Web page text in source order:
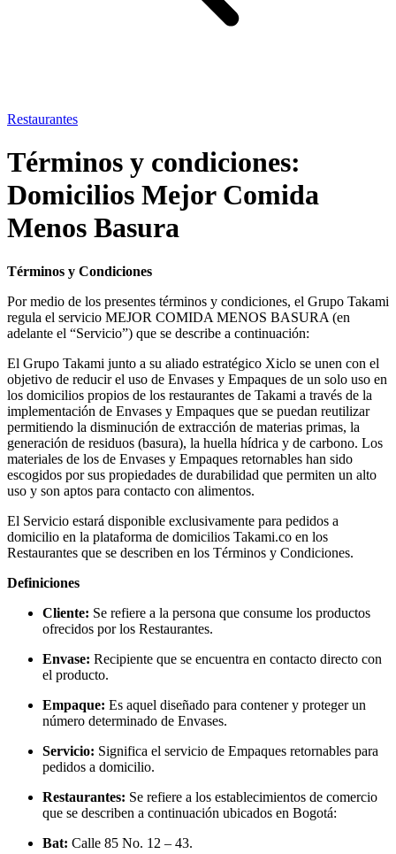
Restaurantes
Términos y condiciones:
Domicilios Mejor Comida
Menos Basura
Términos y Condiciones
Por medio de los presentes términos y condiciones, el Grupo Takami
regula el servicio MEJOR COMIDA MENOS BASURA (en
adelante el “Servicio”) que se describe a continuación:
El Grupo Takami junto a su aliado estratégico Xiclo se unen con el
objetivo de reducir el uso de Envases y Empaques de un solo uso en
los domicilios propios de los restaurantes de Takami a través de la
implementación de Envases y Empaques que se puedan reutilizar
permitiendo la disminución de extracción de materias primas, la
generación de residuos (basura), la huella hídrica y de carbono. Los
materiales de los de Envases y Empaques retornables han sido
escogidos por sus propiedades de durabilidad que permiten un alto
uso y son aptos para contacto con alimentos.
El Servicio estará disponible exclusivamente para pedidos a
domicilio en la plataforma de domicilios Takami.co en los
Restaurantes que se describen en los Términos y Condiciones.
Definiciones
Cliente: Se refiere a la persona que consume los productos
ofrecidos por los Restaurantes.
Envase: Recipiente que se encuentra en contacto directo con
el producto.
Empaque: Es aquel diseñado para contener y proteger un
número determinado de Envases.
Servicio: Significa el servicio de Empaques retornables para
pedidos a domicilio.
Restaurantes: Se refiere a los establecimientos de comercio
que se describen a continuación ubicados en Bogotá:
Bat: Calle 85 No. 12 – 43.